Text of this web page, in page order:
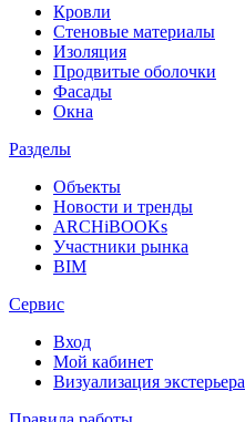
Кровли
Стеновые материалы
Изоляция
Продвитые оболочки
Фасады
Окна
Разделы
Объекты
Новости и тренды
ARCHiBOOKs
Участники рынка
BIM
Сервис
Вход
Мой кабинет
Визуализация экстерьера